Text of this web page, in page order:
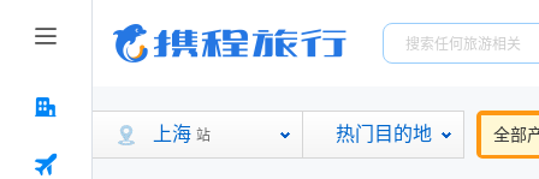
上海 站 热门目的地 全部